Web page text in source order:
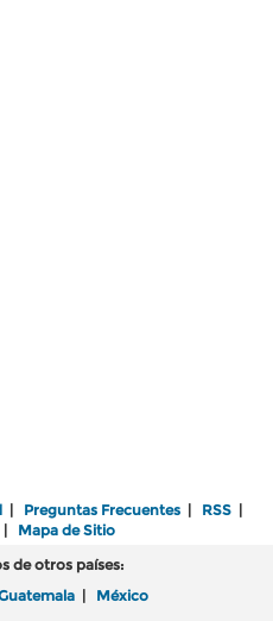
| Preguntas Frecuentes | RSS |
Mapa de Sitio
de otros países:
| México